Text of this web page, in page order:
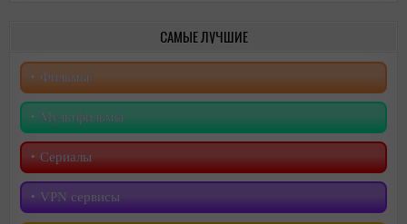
САМЫЕ ЛУЧШИЕ
‣︎ Фильмы
‣︎ Мультфильмы
‣︎ Сериалы
‣︎ VPN сервисы